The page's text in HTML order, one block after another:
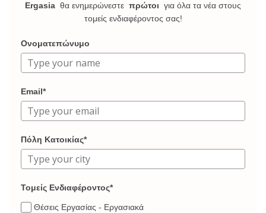
Ergasia θα ενημερώνεστε πρώτοι για όλα τα νέα στους
τομείς ενδιαφέροντος σας!
Ονοματεπώνυμο
Email*
Πόλη Κατοικίας*
Τομείς Ενδιαφέροντος*
Θέσεις Εργασίας - Εργασιακά